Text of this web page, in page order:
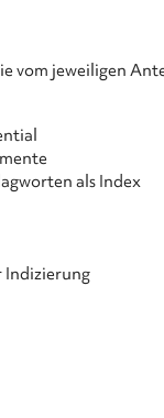
vom jeweiligen
als Index
Indizierung